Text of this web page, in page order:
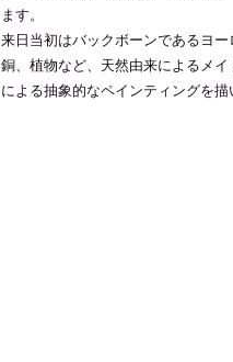
ます。
来日当初はバックボーンであるヨ
銅、植物など、天然由来によるメ
による抽象的なペインティングを描